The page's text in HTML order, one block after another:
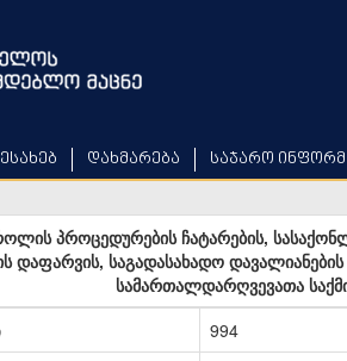
დახმარება საჯარო
პროცედურების ჩატარების,
დაფარვის, საგადასახადო
სამართალდარღვევათა
994